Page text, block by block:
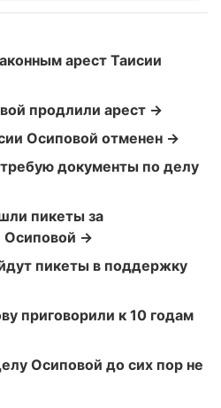
арест Таисии
продлили арест →
Осиповой отменен →
документы по делу
пикеты за
Осиповой →
пикеты в поддержку
приговорили к 10 годам
Осиповой до сих пор не